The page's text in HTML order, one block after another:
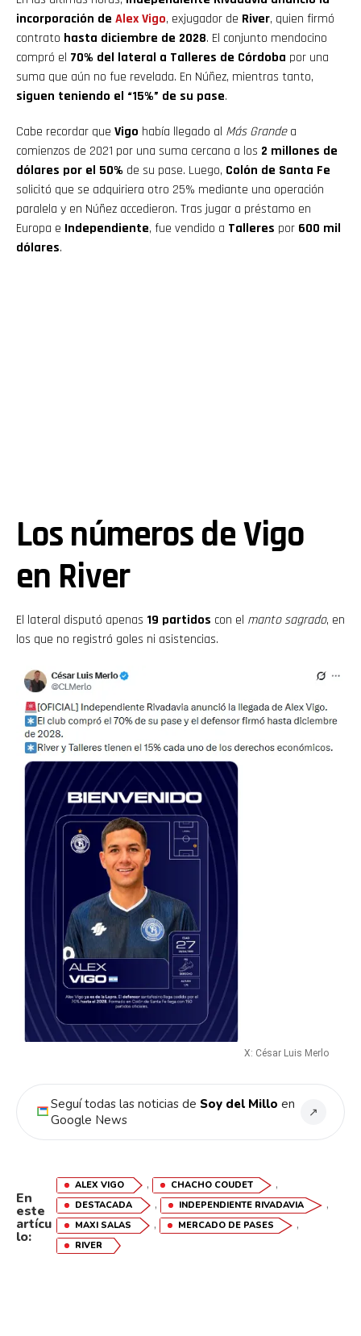
incorporación de Alex Vigo, exjugador de River, quien firmó
contrato hasta diciembre de 2028. El conjunto mendocino
compró el 70% del lateral a Talleres de Córdoba por una
suma que aún no fue revelada. En Núñez, mientras tanto,
siguen teniendo el “15%” de su pase.
Cabe recordar que Vigo había llegado al Más Grandea
comienzos de 2021 por una suma cercana a los 2 millones de
dólares por el 50% de su pase. Luego, Colón de Santa Fe
solicitó que se adquiriera otro 25% mediante una operación
paralela y en Núñez accedieron. Tras jugar a préstamo en
Europa e Independiente, fue vendido a Talleres por 600 mil
dólares.
Los números de Vigo
en River
El lateral disputó apenas 19 partidos con el manto sagrado, en
los que no registró goles ni asistencias.
X: César Luis Merlo
Seguí todas las noticias de Soy del Millo en
Google News
↗
En
este
artícu
lo:
ALEX VIGO , CHACHO COUDET ,
DESTACADA , INDEPENDIENTE RIVADAVIA ,
MAXI SALAS , MERCADO DE PASES ,
RIVER